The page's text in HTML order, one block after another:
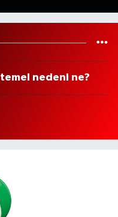
nedeni ne?